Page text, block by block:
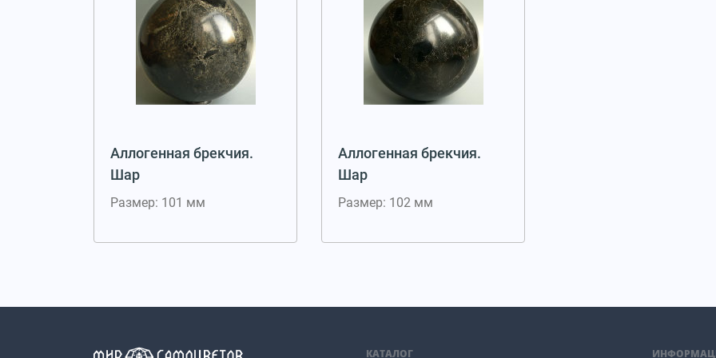
Аллогенная брекчия.
Шар
Размер: 101 мм
Аллогенная брекчия.
Шар
Размер: 102 мм
КАТАЛОГ